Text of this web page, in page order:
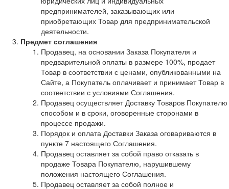
предпринимателей, заказывающих или
приобретающих Товар для предпринимательской
деятельности.
Предмет соглашения
Продавец, на основании Заказа Покупателя и
предварительной оплаты в размере 100%, продает
Товар в соответствии с ценами, опубликованными на
Сайте, а Покупатель оплачивает и принимает Товар в
соответствии с условиями Соглашения.
Продавец осуществляет Доставку Товаров Покупателю
способом и в сроки, оговоренные сторонами в
процессе продажи.
Порядок и оплата Доставки Заказа оговариваются в
пункте 7 настоящего Соглашения.
Продавец оставляет за собой право отказать в
продаже Товара Покупателю, нарушившему
положения настоящего Соглашения.
Продавец оставляет за собой полное и